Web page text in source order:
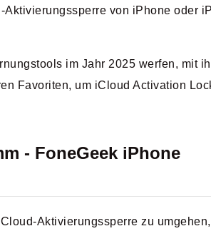
von iPhone oder
im Jahr 2025 werfen, mit
Favoriten, um iCloud Activation
- FoneGeek iPhone
Aktivierungssperre zu umgehen,